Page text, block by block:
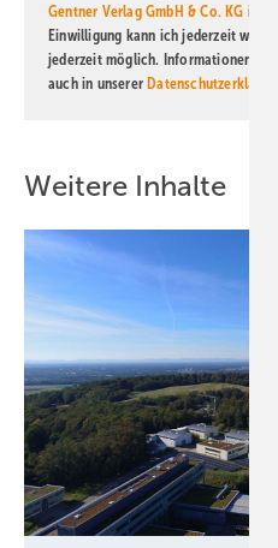
Gentner Verlag GmbH & Co. KG
Einwilligung kann ich jederzeit
jederzeit möglich. Informationen
auch in unserer Datenschutzerklärung
Weitere Inhalte